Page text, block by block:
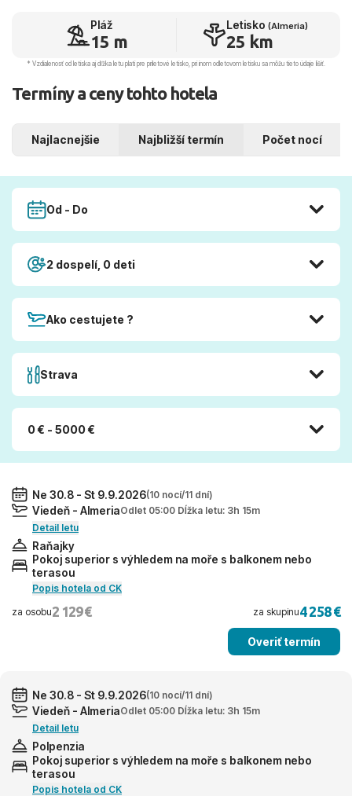
Pláž
15 m
Letisko (Almeria)
25 km
* Vzdialenosť od letiska aj dľžka letu platí pre príletové letisko, pri inom odletovom letisku sa môžu tieto údaje líšiť.
Termíny a ceny tohto hotela
Najlacnejšie Najbližší termín Počet nocí
Od - Do
2 dospelí, 0 deti
Ako cestujete ?
Strava
0 € - 5000 €
Ne 30.8 - St 9.9.2026(10 nocí/11 dní)
Viedeň - AlmeriaOdlet 05:00 Dĺžka letu: 3h 15m
Detail letu
Raňajky
Pokoj superior s výhledem na moře s balkonem nebo
terasou
Popis hotela od CK
za osobu2 129 € za skupinu4 258 €
Overiť termín
Ne 30.8 - St 9.9.2026(10 nocí/11 dní)
Viedeň - AlmeriaOdlet 05:00 Dĺžka letu: 3h 15m
Detail letu
Polpenzia
Pokoj superior s výhledem na moře s balkonem nebo
terasou
Popis hotela od CK